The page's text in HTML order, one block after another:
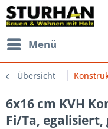
Menü
Übersicht
6x16 cm KVH
Fi/Ta, egalisiert,